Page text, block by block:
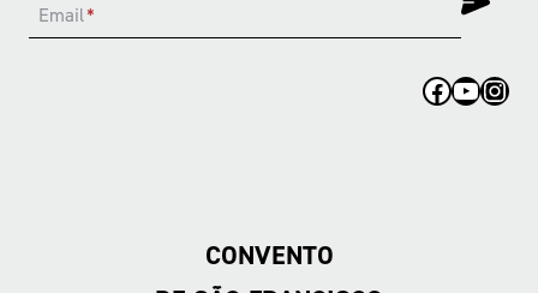
Email*
Facebook
CONVENTO